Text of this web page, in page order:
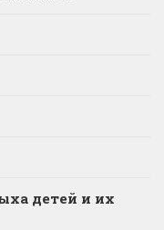
детей и их